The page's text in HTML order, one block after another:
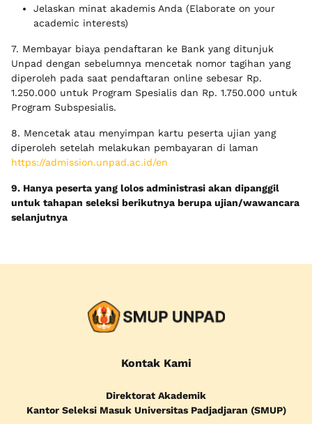
Jelaskan minat akademis Anda (Elaborate on your
academic interests)
7. Membayar biaya pendaftaran ke Bank yang ditunjuk
Unpad dengan sebelumnya mencetak nomor tagihan yang
diperoleh pada saat pendaftaran online sebesar Rp.
1.250.000 untuk Program Spesialis dan Rp. 1.750.000 untuk
Program Subspesialis.
8. Mencetak atau menyimpan kartu peserta ujian yang
diperoleh setelah melakukan pembayaran di laman
https://admission.unpad.ac.id/en
9. Hanya peserta yang lolos administrasi akan dipanggil
untuk tahapan seleksi berikutnya berupa ujian/wawancara
selanjutnya
Kontak Kami
Direktorat Akademik
Kantor Seleksi Masuk Universitas Padjadjaran (SMUP)